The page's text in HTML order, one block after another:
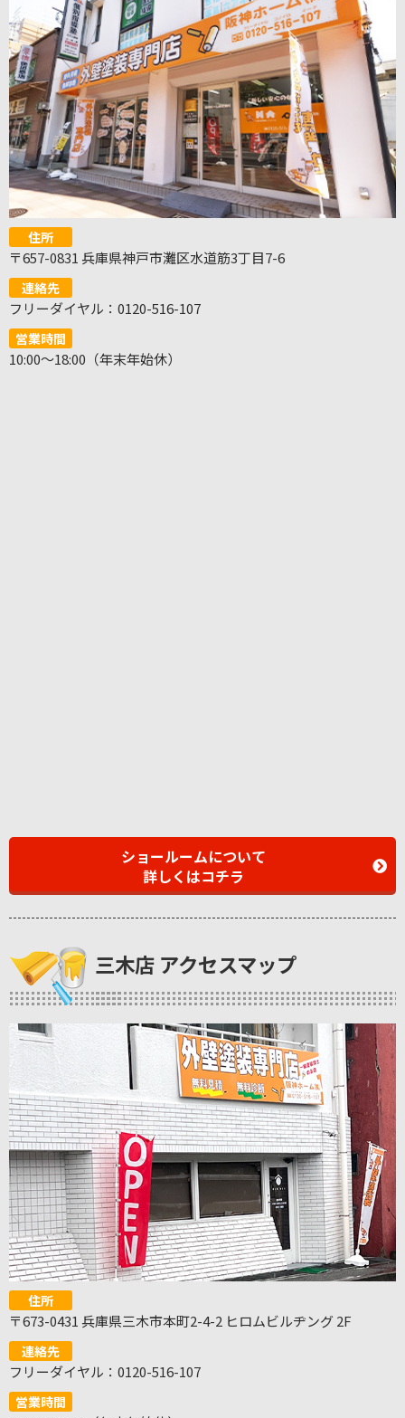
住所
〒657-0831 兵庫県神戸市灘区水道筋3丁目7-6
連絡先
フリーダイヤル：0120-516-107
営業時間
10:00～18:00（年末年始休）
ショールームについて
詳しくはコチラ
三木店 アクセスマップ
住所
〒673-0431 兵庫県三木市本町2-4-2 ヒロムビルヂング 2F
連絡先
フリーダイヤル：0120-516-107
営業時間